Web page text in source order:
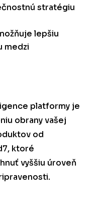
stratégiu
lepšiu
medzi
platformy je
obrany vašej
od
ktoré
vyššiu úroveň